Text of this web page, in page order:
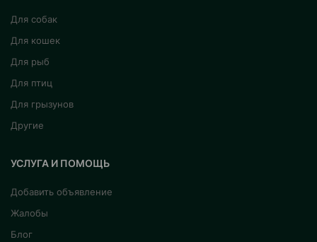
Для собак
Для кошек
Для рыб
Для птиц
Для грызунов
Другие
УСЛУГА И ПОМОЩЬ
Добавить объявление
Жалобы
Блог